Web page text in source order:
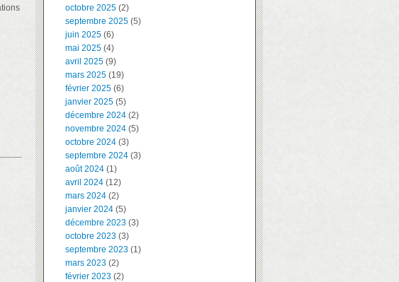
octobre 2025 (2)
septembre 2025 (5)
juin 2025 (6)
mai 2025 (4)
avril 2025 (9)
mars 2025 (19)
février 2025 (6)
janvier 2025 (5)
décembre 2024 (2)
novembre 2024 (5)
octobre 2024 (3)
septembre 2024 (3)
août 2024 (1)
avril 2024 (12)
mars 2024 (2)
janvier 2024 (5)
décembre 2023 (3)
octobre 2023 (3)
septembre 2023 (1)
mars 2023 (2)
février 2023 (2)